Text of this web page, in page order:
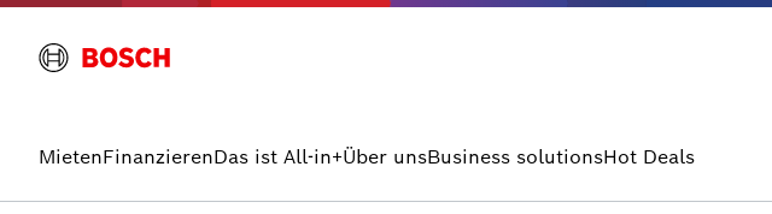
MietenFinanzierenDas ist All-in+Über unsBusiness solutionsHot Deals